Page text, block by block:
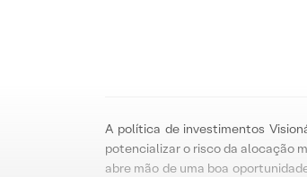
A política de investimentos
potencializar o risco da alocação
abre mão de uma boa